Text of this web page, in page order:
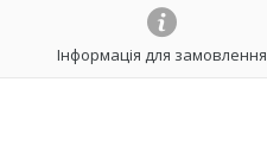
Інформація для замовлення